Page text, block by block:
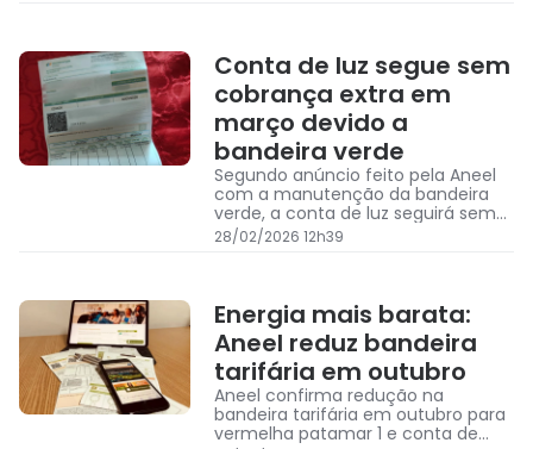
Conta de luz segue sem
cobrança extra em
março devido a
bandeira verde
Segundo anúncio feito pela Aneel
com a manutenção da bandeira
verde, a conta de luz seguirá sem
cobrança extra no mês de março
28/02/2026 12h39
Energia mais barata:
Aneel reduz bandeira
tarifária em outubro
Aneel confirma redução na
bandeira tarifária em outubro para
vermelha patamar 1 e conta de